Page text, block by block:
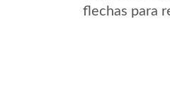
flechas para